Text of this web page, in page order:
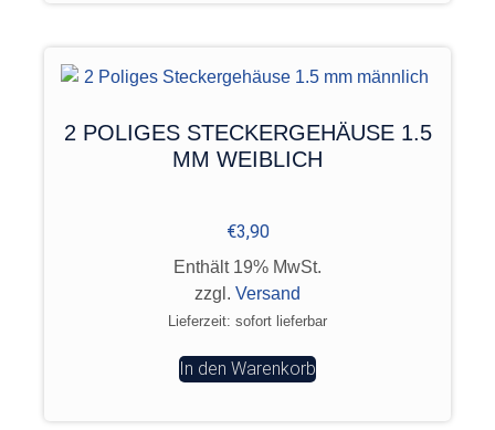
2 POLIGES STECKERGEHÄUSE 1.5
MM WEIBLICH
€3,90
Enthält 19% MwSt.
zzgl. Versand
Lieferzeit: sofort lieferbar
In den Warenkorb